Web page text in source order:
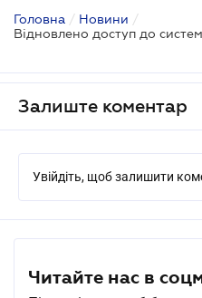
Головна / Новини /
Залиште коментар
Увійдіть, щоб залишити
Читайте нас в